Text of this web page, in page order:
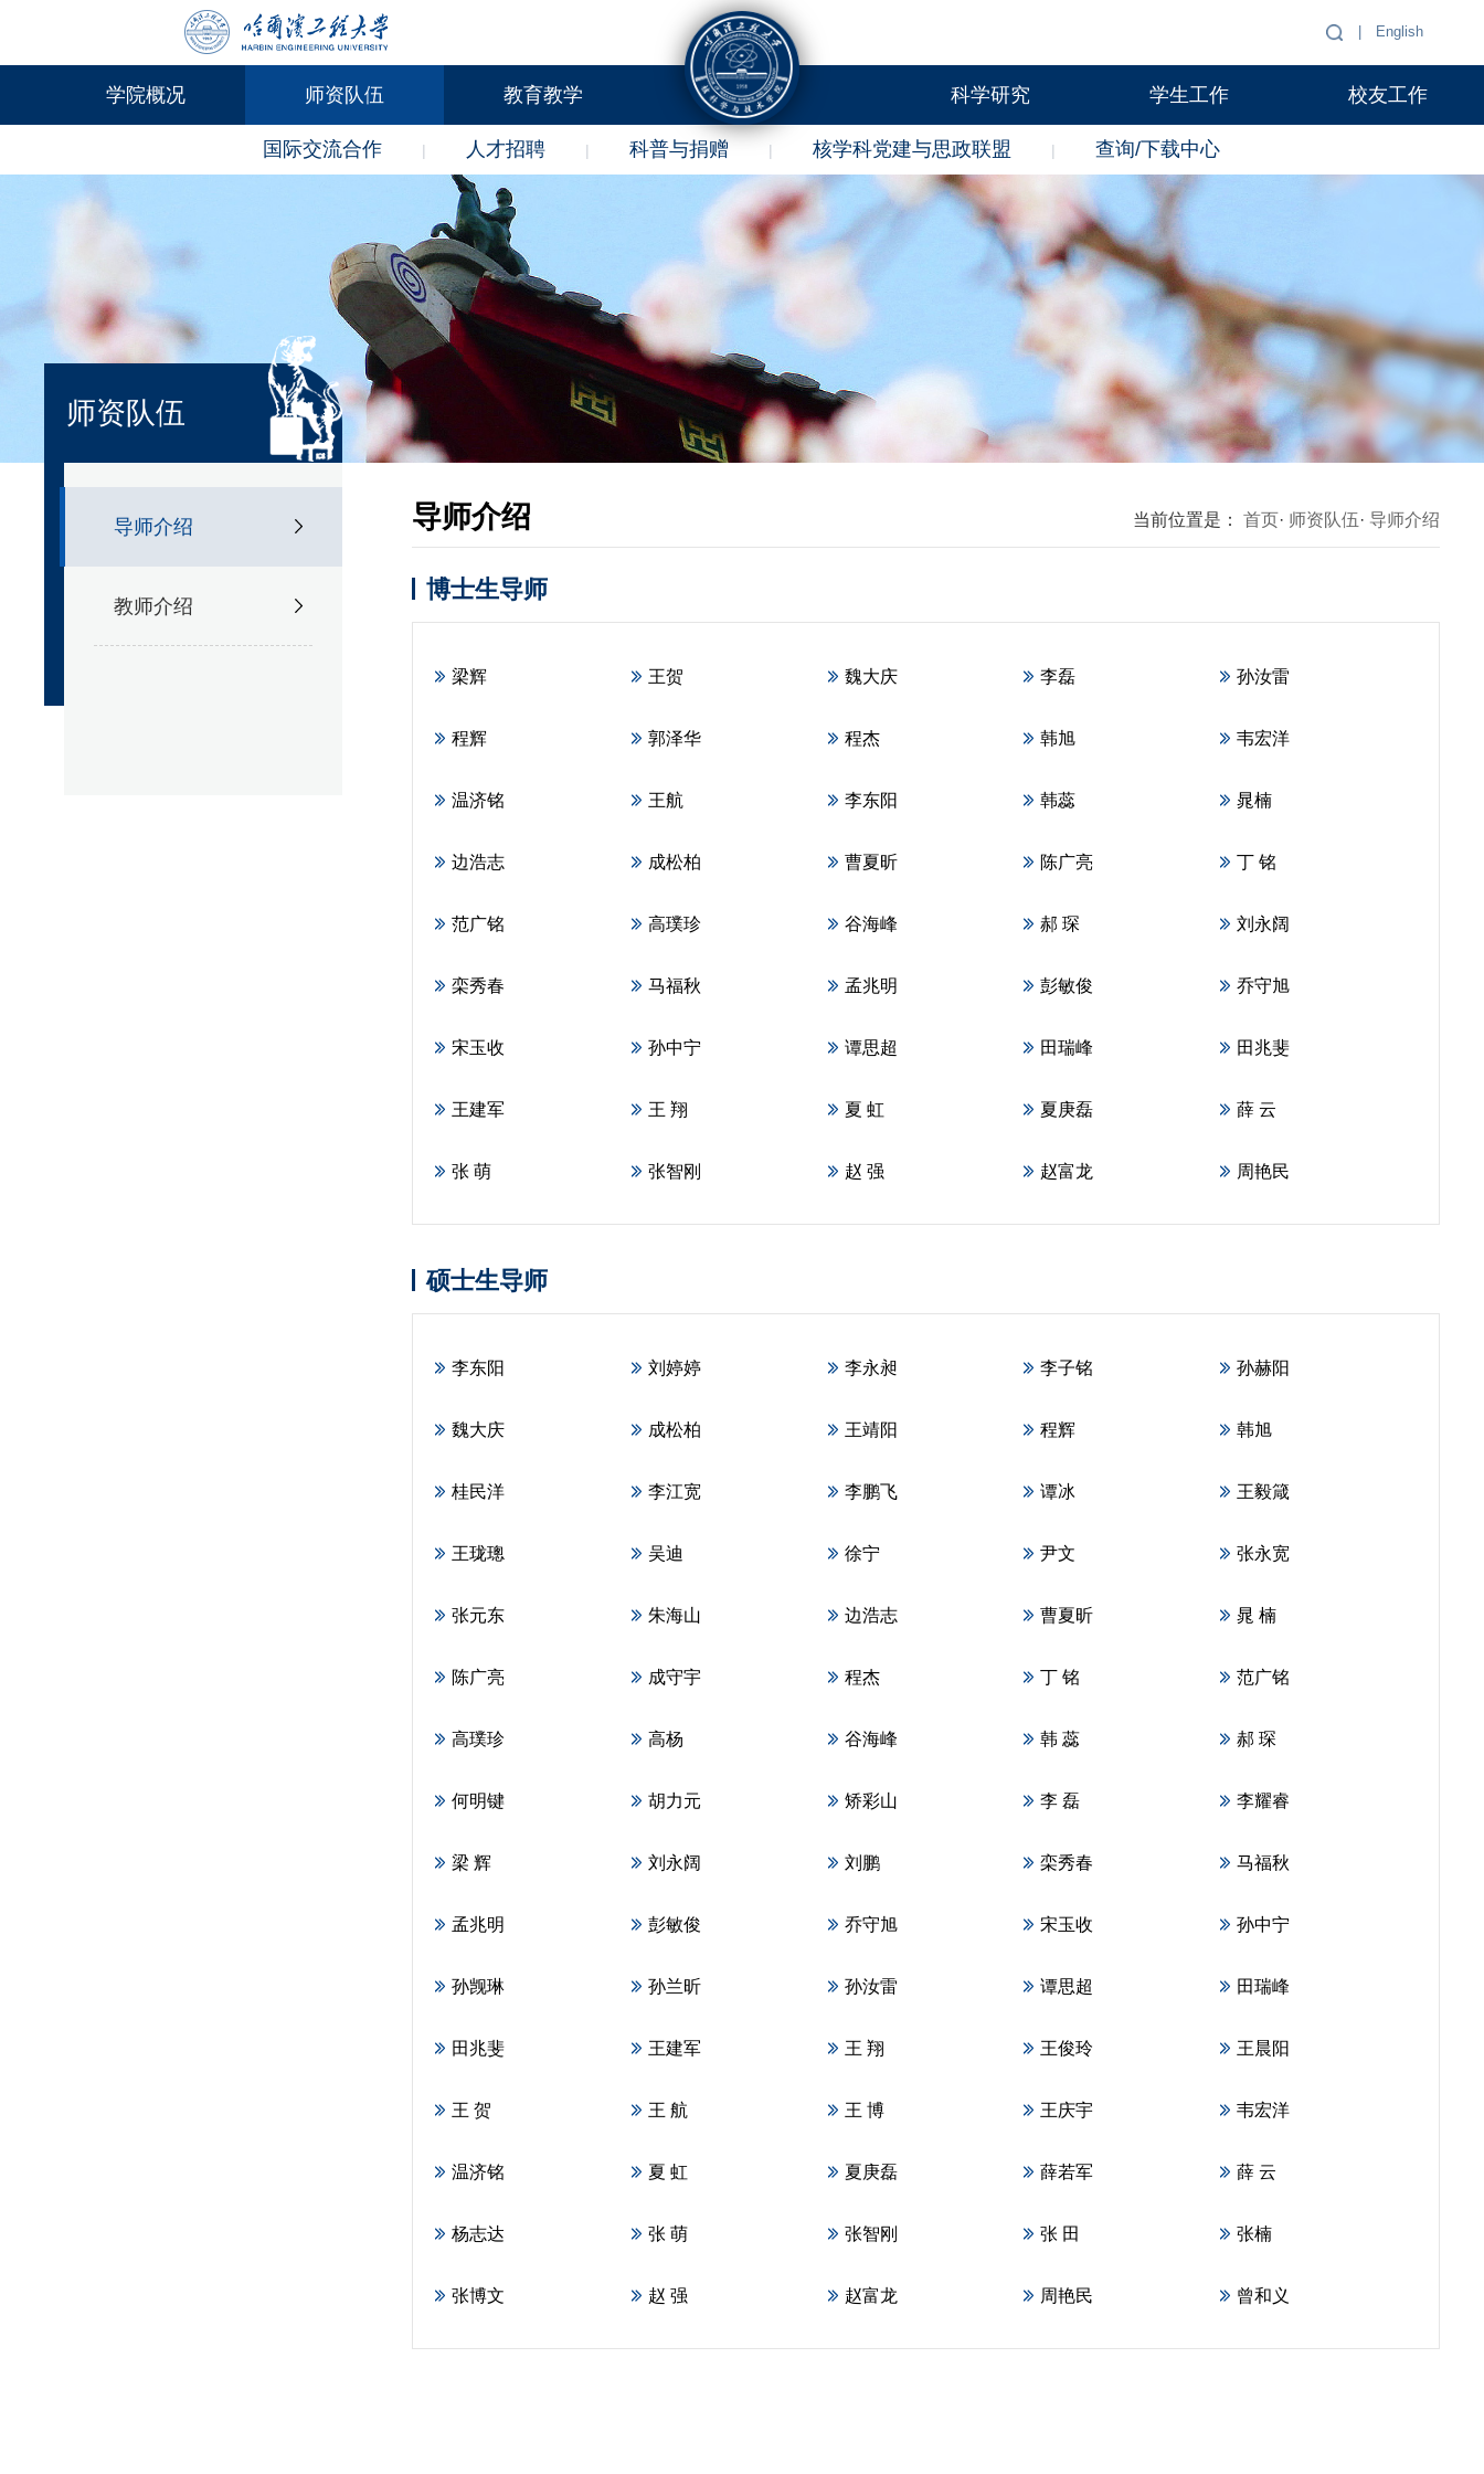
English
学院概况 师资队伍 教育教学 科学研究 学生工作 校友工作
国际交流合作 | 人才招聘 | 科普与捐赠 | 核学科党建与思政联盟 | 查询/下载中心
师资队伍
导师介绍
教师介绍
导师介绍 当前位置是： 首页· 师资队伍· 导师介绍
博士生导师
梁辉 王贺 魏大庆 李磊 孙汝雷
程辉 郭泽华 程杰 韩旭 韦宏洋
温济铭 王航 李东阳 韩蕊 晁楠
边浩志 成松柏 曹夏昕 陈广亮 丁 铭
范广铭 高璞珍 谷海峰 郝 琛 刘永阔
栾秀春 马福秋 孟兆明 彭敏俊 乔守旭
宋玉收 孙中宁 谭思超 田瑞峰 田兆斐
王建军 王 翔 夏 虹 夏庚磊 薛 云
张 萌 张智刚 赵 强 赵富龙 周艳民
硕士生导师
李东阳 刘婷婷 李永昶 李子铭 孙赫阳
魏大庆 成松柏 王靖阳 程辉 韩旭
桂民洋 李江宽 李鹏飞 谭冰 王毅箴
王珑璁 吴迪 徐宁 尹文 张永宽
张元东 朱海山 边浩志 曹夏昕 晁 楠
陈广亮 成守宇 程杰 丁 铭 范广铭
高璞珍 高杨 谷海峰 韩 蕊 郝 琛
何明键 胡力元 矫彩山 李 磊 李耀睿
梁 辉 刘永阔 刘鹏 栾秀春 马福秋
孟兆明 彭敏俊 乔守旭 宋玉收 孙中宁
孙觊琳 孙兰昕 孙汝雷 谭思超 田瑞峰
田兆斐 王建军 王 翔 王俊玲 王晨阳
王 贺 王 航 王 博 王庆宇 韦宏洋
温济铭 夏 虹 夏庚磊 薛若军 薛 云
杨志达 张 萌 张智刚 张 田 张楠
张博文 赵 强 赵富龙 周艳民 曾和义